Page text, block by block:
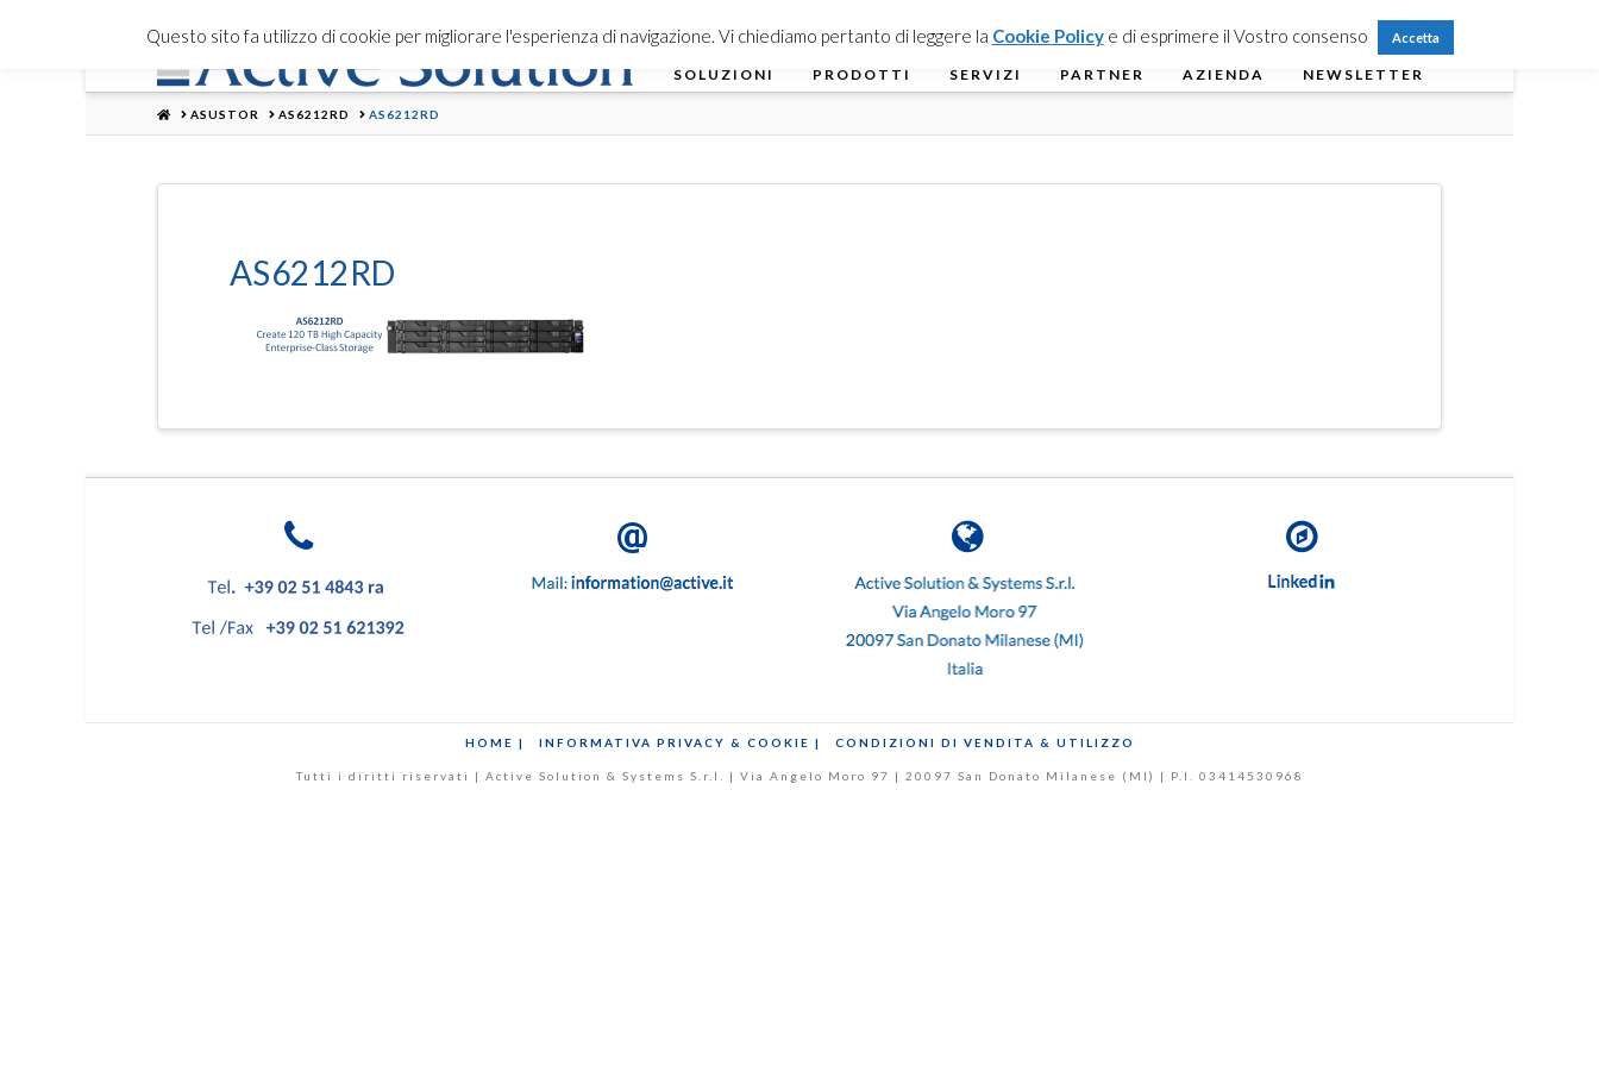
Contattaci
SOLUZIONI PRODOTTI SERVIZI PARTNER AZIENDA NEWSLETTER
HOMEASUSTOR AS6212RD AS6212RD
AS6212RD
HOME | INFORMATIVA PRIVACY & COOKIE | CONDIZIONI DI VENDITA & UTILIZZO
Tutti i diritti riservati | Active Solution & Systems S.r.l. | Via Angelo Moro 97 | 20097 San Donato Milanese (MI) | P.I. 03414530968
Questo sito fa utilizzo di cookie per migliorare l'esperienza di navigazione. Vi chiediamo pertanto di leggere la Cookie Policye di esprimere il Vostro consenso Accetta